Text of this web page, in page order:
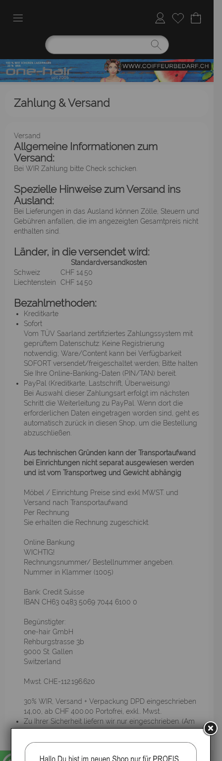
Zahlung & Versand
Versand
Allgemeine Informationen zum
Versand:
Bei WIR Zahlung bitte Check schicken.
Spezielle Hinweise zum Versand ins
Ausland:
Bei Lieferungen in das Ausland können Zölle, Steuern und
Gebühren anfallen, die im angezeigten Gesamtpreis nicht
enthalten sind.
Länder, in die versendet wird:
Standardversandkosten
Schweiz
CHF 14.50
Liechtenstein
CHF 14.50
Bezahlmethoden:
Kreditkarte
Sofort
Vom TÜV Saarland zertifiziertes Zahlungssystem mit
geprüftem Datenschutz: Keine Registrierung
notwendig; Ware/Content kann bei Verfügbarkeit
SOFORT versendet/freigeschaltet werden; Bitte halten
Sie Ihre Online-Banking-Daten (PIN/TAN) bereit.
PayPal (Kreditkarte, Lastschrift, Überweisung)
Bei Auswahl dieser Zahlungsart erfolgt im nächsten
Schritt die Weiterleitung zu PayPal. Wenn dort die
erforderlichen Daten eingetragen worden sind, geht es
automatisch zurück in diesen Shop, um die Bestellung
abzuschließen.
Aus technischen Gründen kann der Transportaufwand
bei Einrichtungen nicht separat ausgewiesen werden
und ist vom Transportweg und Gewicht abhängig
Möbel / Einrichtung Preise sind exkl MWST. und
Versand nach Transportaufwand
Per Rechnung
Sie erhalten die Rechnung zugeschickt.
Online Bankung
WICHTIG!
Rechnungsnummer/ Bestellnummer angeben.
Nummer in Klammer (1005)
Bank: Credit Suisse
IBAN CH63 0483 5069 7044 6100 0
Begünstigter:
one-hair GmbH
Rehburgstrasse 3b
9000 St. Gallen
Switzerland
Mwst. CHE-112.196.620
30% WIR, Versand + Verpackung DPD eingeschrieben
14,00, ab CHF 400.00 Portofrei, exkl.. Mwst..
Zu Ihrer Sicherheit liefern wir nur eingeschrieben. (Am
besten ins Geschäft liefern lassen.)